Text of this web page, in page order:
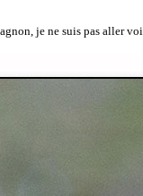
je ne suis pas aller